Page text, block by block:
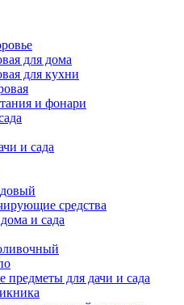
для дома
для кухни
и фонари
и сада
средства
и сада
предметы для дачи и сада